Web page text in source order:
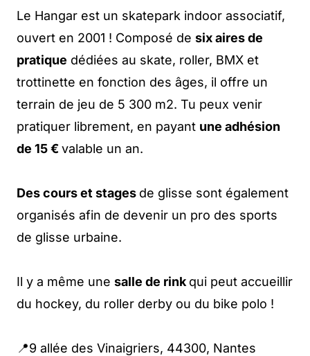
Le Hangar est un skatepark indoor associatif,
ouvert en 2001 ! Composé de six aires de
pratique dédiées au skate, roller, BMX et
trottinette en fonction des âges, il offre un
terrain de jeu de 5 300 m2. Tu peux venir
pratiquer librement, en payant une adhésion
de 15 €valable un an.
Des cours et stages de glisse sont également
organisés afin de devenir un pro des sports
de glisse urbaine.
Il y a même une salle de rink qui peut accueillir
du hockey, du roller derby ou du bike polo !
📍9 allée des Vinaigriers, 44300, Nantes